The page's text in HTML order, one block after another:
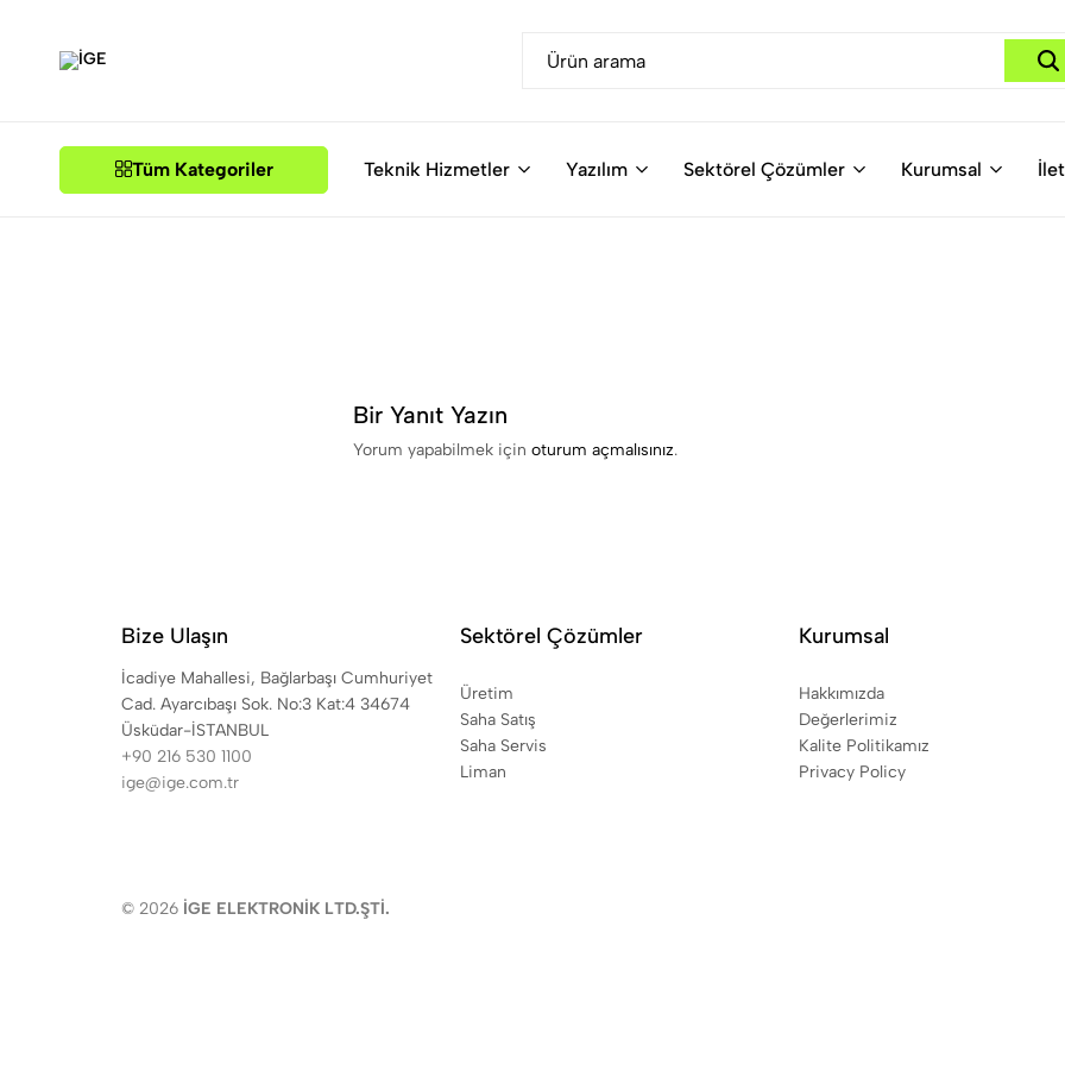
Tüm Kategoriler Teknik Hizmetler Yazılım Sektörel Çözümler Kurumsal
Bir Yanıt Yazın
Yorum yapabilmek için oturum açmalısınız.
Bize Ulaşın
İcadiye Mahallesi, Bağlarbaşı Cumhuriyet
Cad. Ayarcıbaşı Sok. No:3 Kat:4 34674
Üsküdar-İSTANBUL
+90 216 530 1100
ige@ige.com.tr
Sektörel Çözümler
Üretim
Saha Satış
Saha Servis
Liman
Kurumsal
Hakkımızda
Değerlerimiz
Kalite Politikamız
Privacy Policy
© 2026 İGE ELEKTRONİK LTD.ŞTİ.